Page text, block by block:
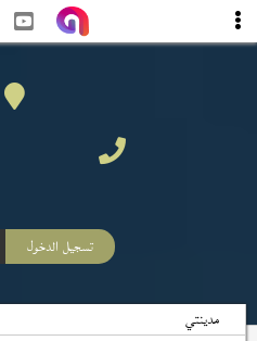
تسجيل الدخول